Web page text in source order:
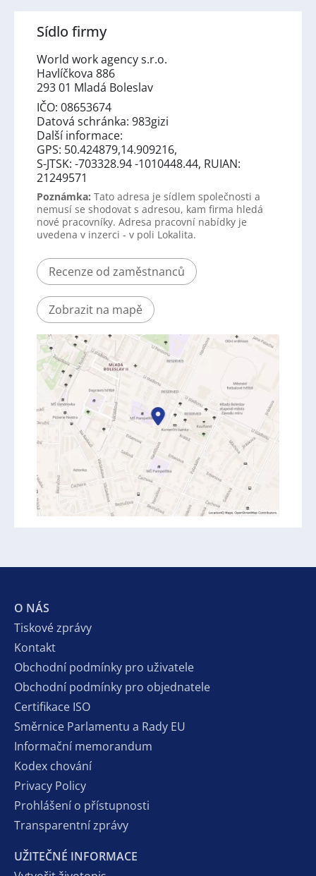
Sídlo firmy
World work agency s.r.o.
Havlíčkova 886
293 01 Mladá Boleslav
IČO: 08653674
Datová schránka: 983gizi
Další informace:
GPS: 50.424879,14.909216,
S-JTSK: -703328.94 -1010448.44, RUIAN:
21249571
Poznámka: Tato adresa je sídlem společnosti a
nemusí se shodovat s adresou, kam firma hledá
nové pracovníky. Adresa pracovní nabídky je
uvedena v inzerci - v poli Lokalita.
Recenze od zaměstnanců
Zobrazit na mapě
O NÁS
Tiskové zprávy
Kontakt
Obchodní podmínky pro uživatele
Obchodní podmínky pro objednatele
Certifikace ISO
Směrnice Parlamentu a Rady EU
Informační memorandum
Kodex chování
Privacy Policy
Prohlášení o přístupnosti
Transparentní zprávy
UŽITEČNÉ INFORMACE